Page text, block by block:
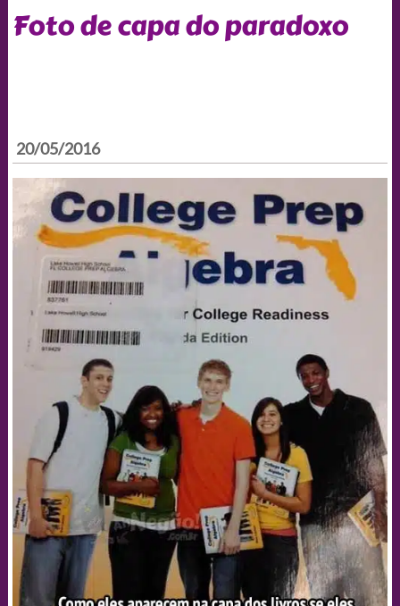
Foto de capa do paradoxo
20/05/2016